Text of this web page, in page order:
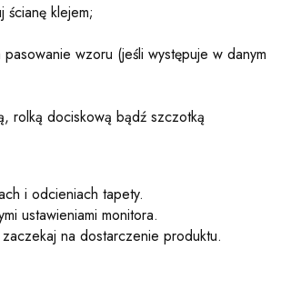
ścianę klejem;
wzoru (jeśli występuje w danym
rolką dociskową bądź szczotką
i odcieniach tapety.
ustawieniami monitora.
na dostarczenie produktu.